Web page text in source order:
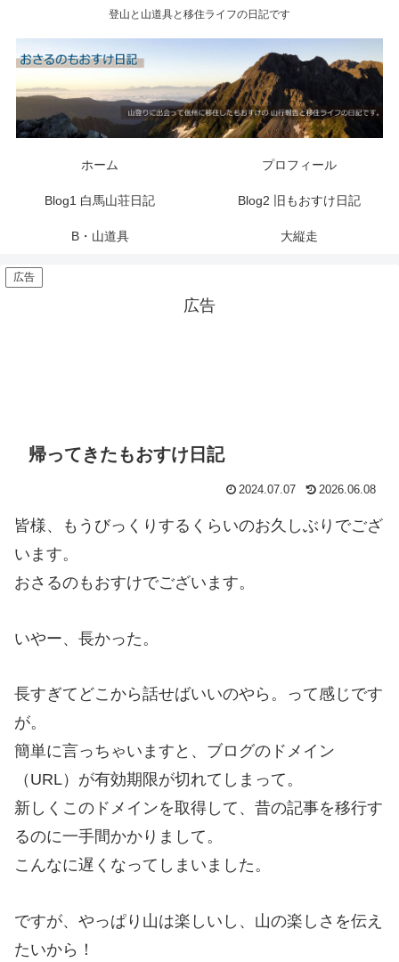
登山と山道具と移住ライフの日記です
ホーム プロフィール
Blog1 白馬山荘日記 Blog2 旧もおすけ日記
B・山道具 大縦走
広告
広告
帰ってきたもおすけ日記
2024.07.07 2026.06.08
皆様、もうびっくりするくらいのお久しぶりでござ
います。
おさるのもおすけでございます。
いやー、長かった。
長すぎてどこから話せばいいのやら。って感じです
が。
簡単に言っちゃいますと、ブログのドメイン
（URL）が有効期限が切れてしまって。
新しくこのドメインを取得して、昔の記事を移行す
るのに一手間かかりまして。
こんなに遅くなってしまいました。
ですが、やっぱり山は楽しいし、山の楽しさを伝え
たいから！